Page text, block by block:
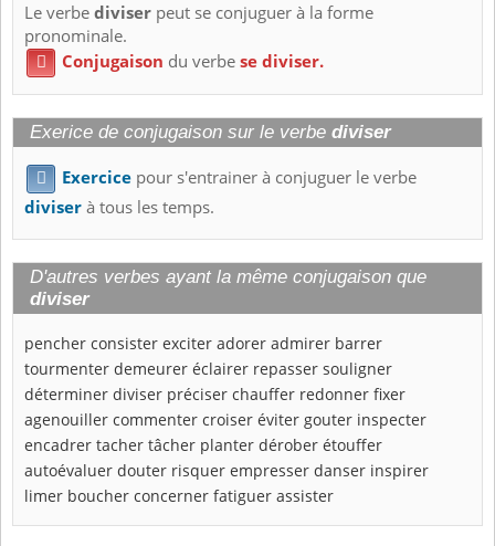
Le verbediviser peut se conjuguer à la forme
pronominale.
 Conjugaison du verbese diviser.
Exerice de conjugaison sur le verbe diviser
 Exercice pour s'entrainer à conjuguer le verbe
diviserà tous les temps.
D'autres verbes ayant la même conjugaison que
diviser
pencher consister exciter adorer admirer barrer
tourmenter demeurer éclairer repasser souligner
déterminer diviser préciser chauffer redonner fixer
agenouiller commenter croiser éviter gouter inspecter
encadrer tacher tâcher planter dérober étouffer
autoévaluer douter risquer empresser danser inspirer
limer boucher concerner fatiguer assister